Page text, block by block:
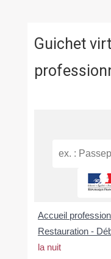
Guichet
Accueil
Restauration -
la nuit